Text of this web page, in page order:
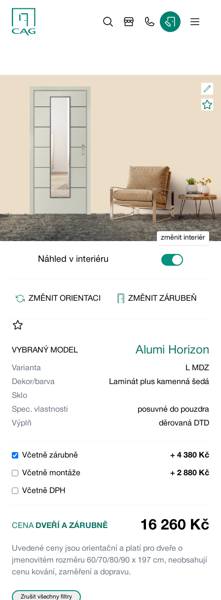
změnit interiér
Náhled v interiéru Use setting
ZMĚNIT ORIENTACI ZMĚNIT ZÁRUBEŇ
VYBRANÝ MODEL Alumi Horizon
Varianta
L MDZ
Dekor/barva
Laminát plus kamenná šedá
Sklo
Spec. vlastnosti
posuvné do pouzdra
Výplň
děrovaná DTD
Včetně zárubně + 4 380 Kč
Včetně montáže + 2 880 Kč
Včetně DPH
CENA DVEŘÍ A ZÁRUBNĚ 16 260 Kč
Uvedené ceny jsou orientační a platí pro dveře o
jmenovitém rozměru 60/70/80/90 x 197 cm, neobsahují
cenu kování, zaměření a dopravu.
Zrušit všechny filtry